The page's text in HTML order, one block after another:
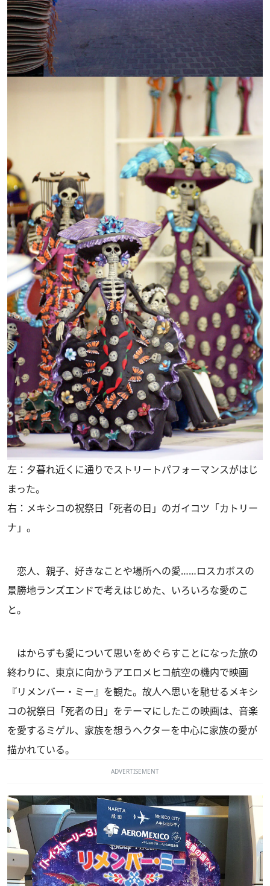
左：夕暮れ近くに通りでストリートパフォーマンスがはじ
まった。
右：メキシコの祝祭日「死者の日」のガイコツ「カトリー
ナ」。
恋人、親子、好きなことや場所への愛……ロスカボスの
景勝地ランズエンドで考えはじめた、いろいろな愛のこ
と。
はからずも愛について思いをめぐらすことになった旅の
終わりに、東京に向かうアエロメヒコ航空の機内で映画
『リメンバー・ミー』を観た。故人へ思いを馳せるメキシ
コの祝祭日「死者の日」をテーマにしたこの映画は、音楽
を愛するミゲル、家族を想うヘクターを中心に家族の愛が
描かれている。
ADVERTISEMENT